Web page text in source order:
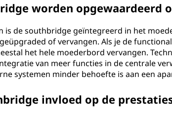
worden opgewaardeerd
is de southbridge geïntegreerd in het
of vervangen. Als je de
het hele moederbord vervangen.
van meer functies in de centrale
systemen minder behoefte is aan een
invloed op de